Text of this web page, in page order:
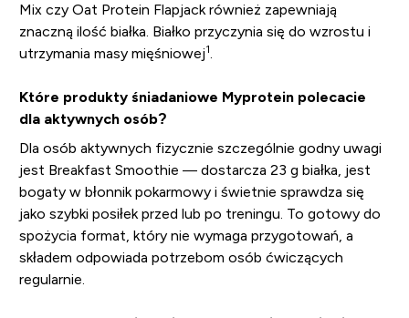
Mix czy Oat Protein Flapjack również zapewniają
znaczną ilość białka. Białko przyczynia się do wzrostu i
utrzymania masy mięśniowej1
Które produkty śniadaniowe Myprotein polecacie
dla aktywnych osób?
Dla osób aktywnych fizycznie szczególnie godny uwagi
jest Breakfast Smoothie — dostarcza 23 g białka, jest
bogaty w błonnik pokarmowy i świetnie sprawdza się
jako szybki posiłek przed lub po treningu. To gotowy do
spożycia format, który nie wymaga przygotowań, a
składem odpowiada potrzebom osób ćwiczących
regularnie.